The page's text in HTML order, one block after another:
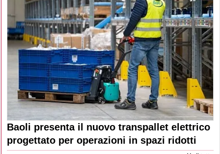
Baoli presenta il nuovo transpallet elettrico
progettato per operazioni in spazi ridotti